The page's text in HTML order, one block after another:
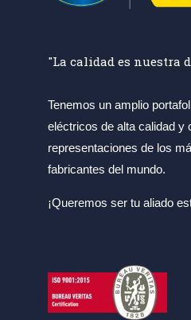
"La calidad es nuestra
Tenemos un amplio
eléctricos de alta calidad y
representaciones de los
fabricantes del mundo.
¡Queremos ser tu aliado